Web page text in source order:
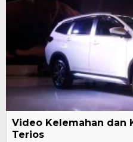
Video Kelemahan dan
Terios